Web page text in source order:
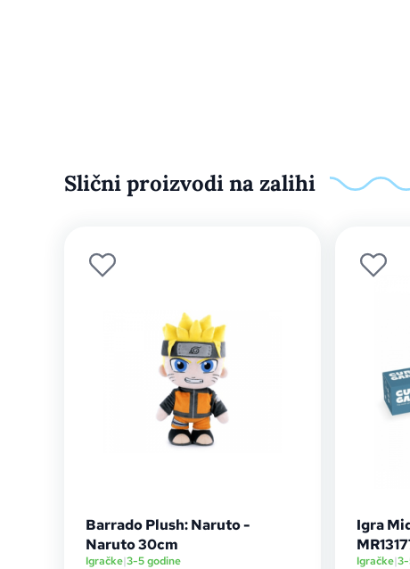
Slični proizvodi na zalihi
Barrado Plush: Naruto -
Naruto 30cm
Igračke|3-5 godine
Igra
Igračke|3-